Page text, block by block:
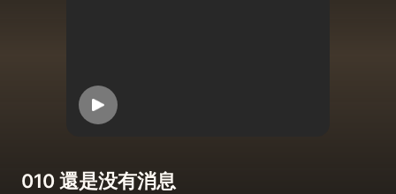
010 還是没有消息